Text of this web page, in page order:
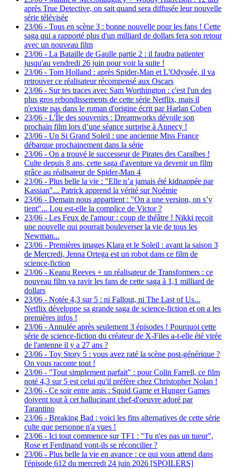
après True Detective, on sait quand sera diffusée leur nouvelle
série télévisée
23/06 - Tous en scène 3 : bonne nouvelle pour les fans ! Cette
saga qui a rapporté plus d'un milliard de dollars fera son retour
avec un nouveau film
23/06 - La Bataille de Gaulle partie 2 : il faudra patienter
jusqu'au vendredi 26 juin pour voir la suite !
23/06 - Tom Holland : après Spider-Man et L'Odyssée, il va
retrouver ce réalisateur récompensé aux Oscars
23/06 - Sur tes traces avec Sam Worthington : c'est l'un des
plus gros rebondissements de cette série Netflix, mais il
n'existe pas dans le roman d'origine écrit par Harlan Coben
23/06 - L'Île des souvenirs : Dreamworks dévoile son
prochain film lors d’une séance surprise à Annecy !
23/06 - Un Si Grand Soleil : une ancienne Miss France
débarque prochainement dans la série
23/06 - On a trouvé le successeur de Pirates des Caraïbes !
Culte depuis 8 ans, cette saga d'aventure va devenir un film
grâce au réalisateur de Spider-Man 4
23/06 - Plus belle la vie : "Elle n’a jamais été kidnappée par
Kassian"... Patrick apprend la vérité sur Noémie
23/06 - Demain nous appartient : "On a une version, on s’y
tient"... Lou est-elle la complice de Victor ?
23/06 - Les Feux de l'amour : coup de théâtre ! Nikki reçoit
une nouvelle qui pourrait bouleverser la vie de tous les
Newman...
23/06 - Premières images Klara et le Soleil : avant la saison 3
de Mercredi, Jenna Ortega est un robot dans ce film de
science-fiction
23/06 - Keanu Reeves + un réalisateur de Transformers : ce
nouveau film va ravir les fans de cette saga à 1,1 milliard de
dollars
23/06 - Notée 4,3 sur 5 : ni Fallout, ni The Last of Us...
Netflix développe sa grande saga de science-fiction et on a les
premières infos !
23/06 - Annulée après seulement 3 épisodes ! Pourquoi cette
série de science-fiction du créateur de X-Files a-t-elle été virée
de l'antenne il y a 27 ans ?
23/06 - Toy Story 5 : vous avez raté la scène post-générique ?
On vous raconte tout !
23/06 - "Tout simplement parfait" : pour Colin Farrell, ce film
noté 4,3 sur 5 est celui qu'il préfère chez Christopher Nolan !
23/06 - Ce soir entre amis : Squid Game et Hunger Games
doivent tout à cet hallucinant chef-d'oeuvre adoré par
Tarantino
23/06 - Breaking Bad : voici les fins alternatives de cette série
culte que personne n'a vues !
23/06 - Ici tout commence sur TF1 : "Tu n'es pas un tueur",
Rose et Ferdinand vont-ils se réconcilier ?
23/06 - Plus belle la vie en avance : ce qui vous attend dans
l'épisode 612 du mercredi 24 juin 2026 [SPOILERS]